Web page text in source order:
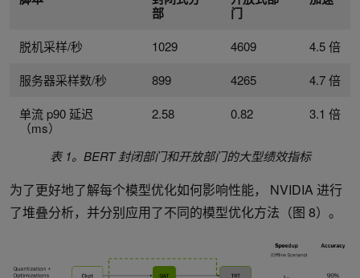
部
门
脱机采样/秒 1029 4609
4.5 倍
服务器采样数/秒
899 4265
4.7 倍
单流 p90 延迟
（ms）
2.58 0.82 3.1 倍
表 1。BERT 封闭部门和开放部门的大型绩效指标
为了更好地了解每个模型优化如何影响性能， NVIDIA 进行
了堆叠分析，并分别应用了不同的模型优化方法（图 8）。